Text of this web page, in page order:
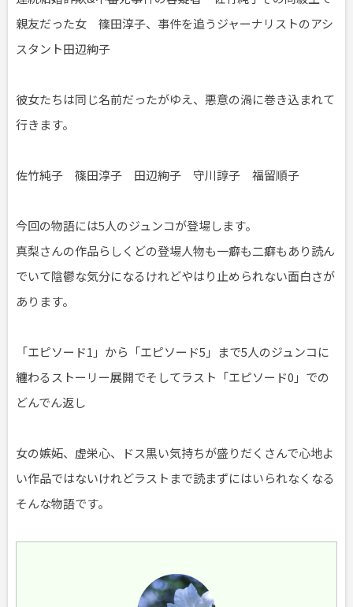
親友だった女 篠田淳子、事件を追うジャーナリストのアシ
スタント田辺絢子
彼女たちは同じ名前だったがゆえ、悪意の渦に巻き込まれて
行きます。
佐竹純子 篠田淳子 田辺絢子 守川諄子 福留順子
今回の物語には5人のジュンコが登場します。
真梨さんの作品らしくどの登場人物も一癖も二癖もあり読ん
でいて陰鬱な気分になるけれどやはり止められない面白さが
あります。
「エピソード1」から「エピソード5」まで5人のジュンコに
纏わるストーリー展開でそしてラスト「エピソード0」での
どんでん返し
女の嫉妬、虚栄心、ドス黒い気持ちが盛りだくさんで心地よ
い作品ではないけれどラストまで読まずにはいられなくなる
そんな物語です。